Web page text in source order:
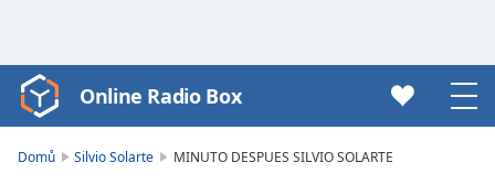
Video
Player
Online Radio Box
Domů Silvio Solarte MINUTO DESPUES SILVIO SOLARTE